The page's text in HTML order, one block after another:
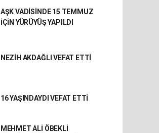
AŞK VADİSİNDE 15 TEMMUZ
İÇİN YÜRÜYÜŞ YAPILDI
NEZİH AKDAĞLI VEFAT ETTİ
16 YAŞINDAYDI VEFAT ETTİ
MEHMET ALİ ÖBEKLİ